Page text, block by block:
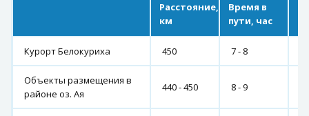
Расстояние,
км
Время в
пути, час
Курорт Белокуриха 450 7 - 8
Объекты размещения в
районе оз. Ая
440 - 450 8 - 9